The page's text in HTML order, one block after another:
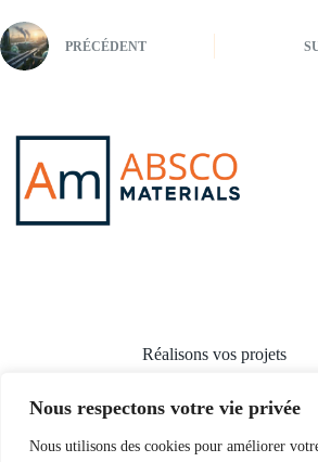
Nous respectons votre vie privée
Nous utilisons des cookies pour améliorer
PRÉCÉDENT
Réalisons vos projets